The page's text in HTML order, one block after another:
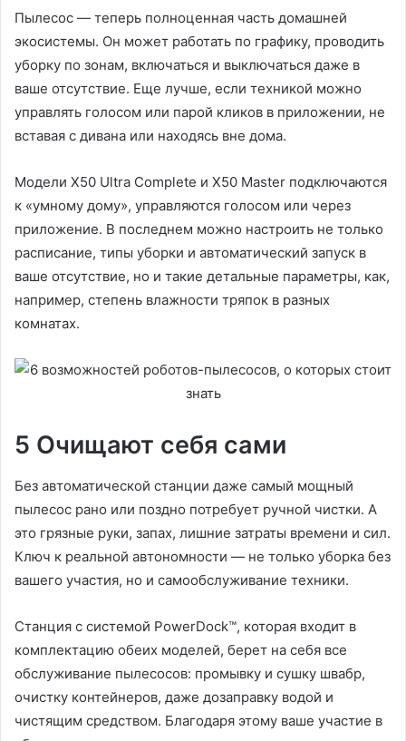
Пылесос — теперь полноценная часть домашней
экосистемы. Он может работать по графику, проводить
уборку по зонам, включаться и выключаться даже в
ваше отсутствие. Еще лучше, если техникой можно
управлять голосом или парой кликов в приложении, не
вставая с дивана или находясь вне дома.
Модели X50 Ultra Complete и X50 Master подключаются
к «умному дому», управляются голосом или через
приложение. В последнем можно настроить не только
расписание, типы уборки и автоматический запуск в
ваше отсутствие, но и такие детальные параметры, как,
например, степень влажности тряпок в разных
комнатах.
5 Очищают себя сами
Без автоматической станции даже самый мощный
пылесос рано или поздно потребует ручной чистки. А
это грязные руки, запах, лишние затраты времени и сил.
Ключ к реальной автономности — не только уборка без
вашего участия, но и самообслуживание техники.
Станция с системой PowerDock™, которая входит в
комплектацию обеих моделей, берет на себя все
обслуживание пылесосов: промывку и сушку швабр,
очистку контейнеров, даже дозаправку водой и
чистящим средством. Благодаря этому ваше участие в